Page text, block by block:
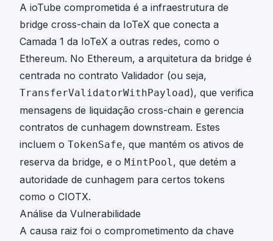
A ioTube comprometida é a infraestrutura de
bridge cross-chain da IoTeX que conecta a
Camada 1 da IoTeX a outras redes, como o
Ethereum. No Ethereum, a arquitetura da bridge é
centrada no contrato Validador (ou seja,
TransferValidatorWithPayload ), que verifica
mensagens de liquidação cross-chain e gerencia
contratos de cunhagem downstream. Estes
incluem o TokenSafe, que mantém os ativos de
reserva da bridge, e o MintPool, que detém a
autoridade de cunhagem para certos tokens
como o CIOTX.
Análise da Vulnerabilidade
A causa raiz foi o comprometimento da chave